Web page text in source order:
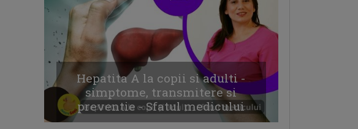
Hepatita A la copii si adulti -
simptome, transmitere si
preventie - Sfatul medicului